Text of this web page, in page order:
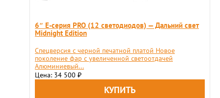
6″ Е-серия PRO (12 светодиодов) — Дальний свет
Midnight Edition
Спецверсия с черной печатной платой Новое
поколение фар с увеличенной светоотдачей
Алюминиевый...
Цена: 34 500 ₽